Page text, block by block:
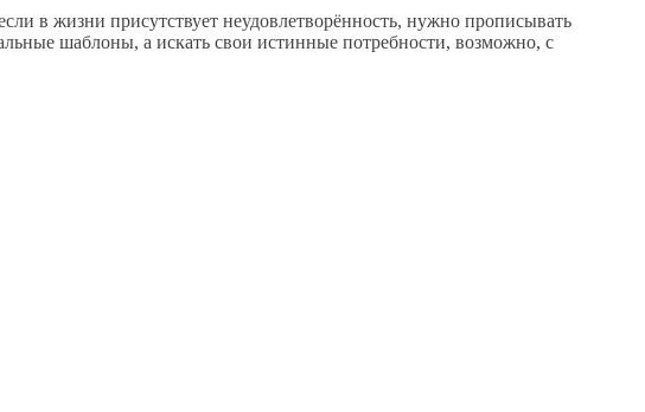
в жизни присутствует неудовлетворённость, нужно прописывать
шаблоны, а искать свои истинные потребности, возможно, с